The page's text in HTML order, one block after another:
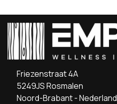
Friezenstraat 4A
5249JS Rosmalen
Noord-Brabant - Nederland